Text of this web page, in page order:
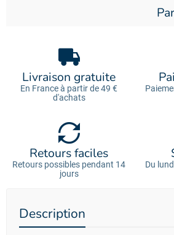
Livraison gratuite
En France à partir de 49 €
d'achats
Retours faciles
Retours possibles pendant 14
jours
Du
Description